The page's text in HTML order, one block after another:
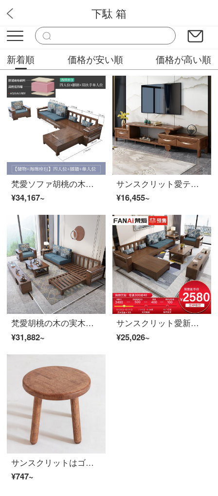
バソラブ
下駄 箱
新着順 価格が安い順 価格が高い順
梵愛ソファ胡桃の木の実木ソファ、現代中国式のリビングルームの実木の布芸セットソファ、冬と夏の両方のストレージ版の4つのビット+足+双手すりのシングルビット
¥34,167~
サンスクリット愛テレビキャビネットの新しい中国式ゴムの木の家具は、リビング家具のテレビキャビネットの組み立てに伸縮することができます。
¥16,455~
梵愛胡桃の木の実木のソファー現代中国式客間の実木の布芸の組み合わせソファーのゴムシートの包み-4人の位+足を踏みます+6801茶何胡桃の木のソファー
¥31,882~
サンスクリット愛新中国式胡桃の木のソファーの木のソファーの組み合わせ物のソファーの綿麻の布の芸は座って客間の家具を包んで物の版の4人の位を貯蓄します+足を踏みます
¥25,026~
サンスクリットはゴムの木の小さい腰掛けの原木の色の新しい中国式の靴の腰掛けを交換します。
¥747~